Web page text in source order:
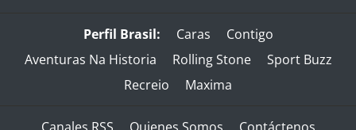
Perfil Brasil: Caras
Contigo
Aventuras Na Historia
Rolling Stone
Sport Buzz
Recreio
Maxima